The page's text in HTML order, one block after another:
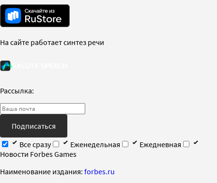
На сайте работает синтез речи
Рассылка:
Подписаться
Все сразу
Еженедельная
Ежедневная
Новости Forbes Games
Наименование издания: forbes.ru